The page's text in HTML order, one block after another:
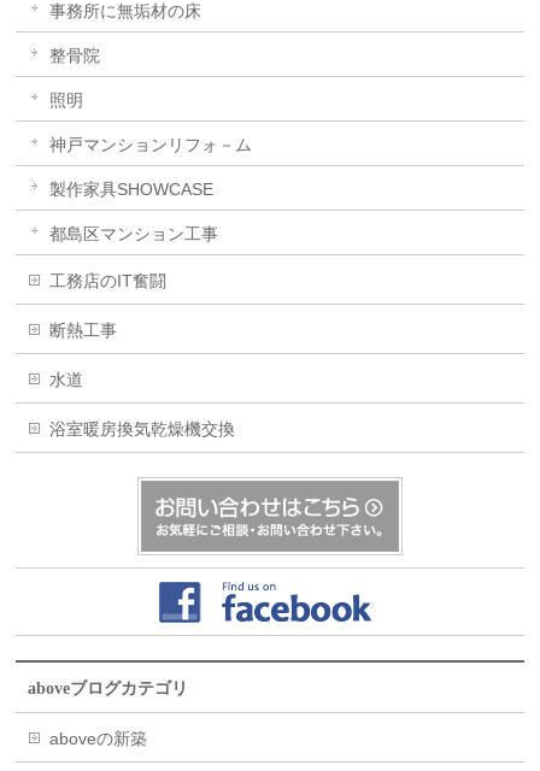
事務所に無垢材の床
整骨院
照明
神戸マンションリフォ－ム
製作家具SHOWCASE
都島区マンション工事
工務店のIT奮闘
断熱工事
水道
浴室暖房換気乾燥機交換
aboveブログカテゴリ
aboveの新築